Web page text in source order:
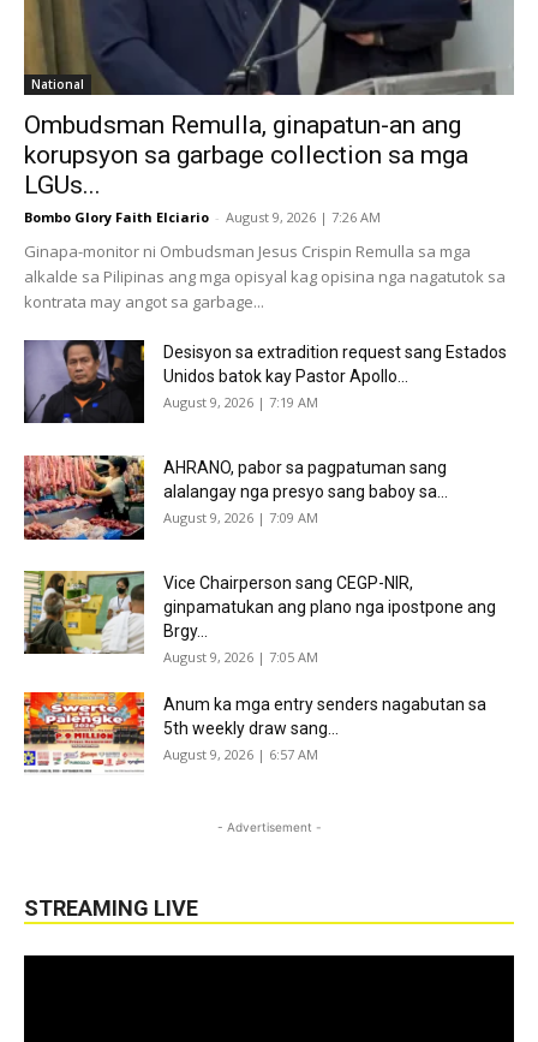
National
Ombudsman Remulla, ginapatun-an ang
korupsyon sa garbage collection sa mga
LGUs...
Bombo Glory Faith Elciario - August 9, 2026 | 7:26 AM
Ginapa-monitor ni Ombudsman Jesus Crispin Remulla sa mga
alkalde sa Pilipinas ang mga opisyal kag opisina nga nagatutok sa
kontrata may angot sa garbage...
Desisyon sa extradition request sang Estados
Unidos batok kay Pastor Apollo...
August 9, 2026 | 7:19 AM
AHRANO, pabor sa pagpatuman sang
alalangay nga presyo sang baboy sa...
August 9, 2026 | 7:09 AM
Vice Chairperson sang CEGP-NIR,
ginpamatukan ang plano nga ipostpone ang
Brgy...
August 9, 2026 | 7:05 AM
Anum ka mga entry senders nagabutan sa
5th weekly draw sang...
August 9, 2026 | 6:57 AM
- Advertisement -
STREAMING LIVE